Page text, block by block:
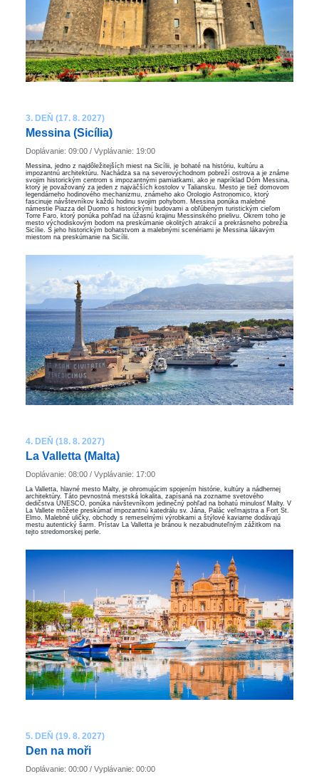
3. DEŇ (17. 8. 2027)
Messina (Sicília)
Doplávanie: 09:00 / Vyplávanie: 19:00
Messina, jedno z najdôležitejších miest na Sicílii, je bohaté na históriu, kultúru a
impozantnú architektúru. Nachádza sa na severovýchodnom pobreží ostrova a je známe
svojim historickým centrom s impozantnými pamiatkami, ako je napríklad Dóm Messina,
ktorý je považovaný za jeden z najväčších kostolov v Taliansku. Mesto je tiež domovom
legendárneho hodinového mechanizmu, známeho ako Orologio Astronomico, ktorý
fascinuje návštevníkov každú hodinu svojim pohybom. Messina ponúka malebné
námestie Piazza del Duomo s historickými budovami a obľúbeným turistickým cieľom
Torre Faro, ktorý ponúka pohľad na úžasnú krajinu Messinského prielivu. Okrem toho je
mesto východiskovým bodom na preskúmanie okolitých atrakcií a prekrásneho pobrežia
Sicílie. S jeho historickým bohatstvom a malebnými scenériami je Messina lákavým
miestom na preskúmanie na Sicílii.
4. DEŇ (18. 8. 2027)
La Valletta (Malta)
Doplávanie: 08:00 / Vyplávanie: 17:00
La Valletta, hlavné mesto Malty, je ohromujúcim spojením histórie, kultúry a nádhernej
architektúry. Táto pevnostná mestská lokalita, zapísaná na zozname svetového
dedičstva UNESCO, ponúka návštevníkom jedinečný pohľad na bohatú minulosť Malty. V
La Vallete môžete preskúmať impozantnú katedrálu sv. Jána, Palác veľmajstra a Fort St.
Elmo. Malebné uličky, obchody s remeselnými výrobkami a štýlové kaviarne dodávajú
mestu autentický šarm. Prístav La Valletta je bránou k nezabudnuteľným zážitkom na
tejto stredomorskej perle.
5. DEŇ (19. 8. 2027)
Den na moři
Doplávanie: 00:00 / Vyplávanie: 00:00